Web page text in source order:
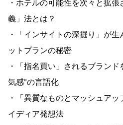
・ホテルの可能性を次々と拡
義」法とは？
・「インサイトの深掘り」が
ットプランの秘密
・「指名買い」されるブラン
気感”の言語化
・「異質なものとマッシュア
イディア発想法